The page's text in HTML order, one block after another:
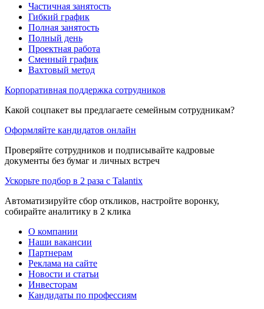
Частичная занятость
Гибкий график
Полная занятость
Полный день
Проектная работа
Сменный график
Вахтовый метод
Корпоративная поддержка сотрудников
Какой соцпакет вы предлагаете семейным сотрудникам?
Оформляйте кандидатов онлайн
Проверяйте сотрудников и подписывайте кадровые
документы без бумаг и личных встреч
Ускорьте подбор в 2 раза с Talantix
Автоматизируйте сбор откликов, настройте воронку,
собирайте аналитику в 2 клика
О компании
Наши вакансии
Партнерам
Реклама на сайте
Новости и статьи
Инвесторам
Кандидаты по профессиям